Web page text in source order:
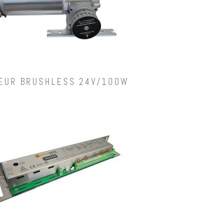
BRUSHLESS 24V/100W